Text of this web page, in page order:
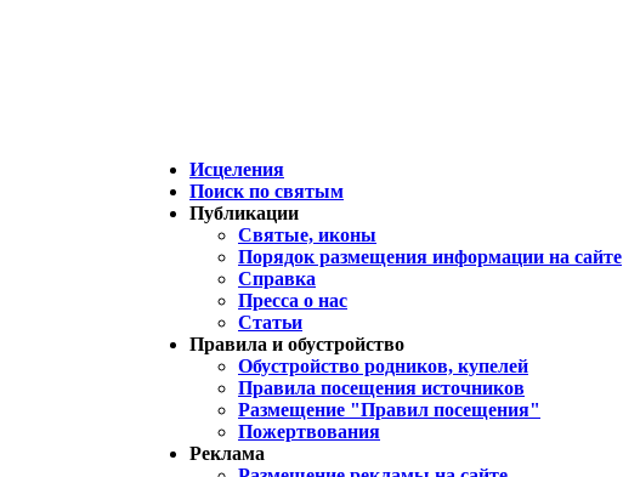
Исцеления
Поиск по святым
Публикации
Святые, иконы
Порядок размещения информации на сайте
Справка
Пресса о нас
Статьи
Правила и обустройство
Обустройство родников, купелей
Правила посещения источников
Размещение "Правил посещения"
Пожертвования
Реклама